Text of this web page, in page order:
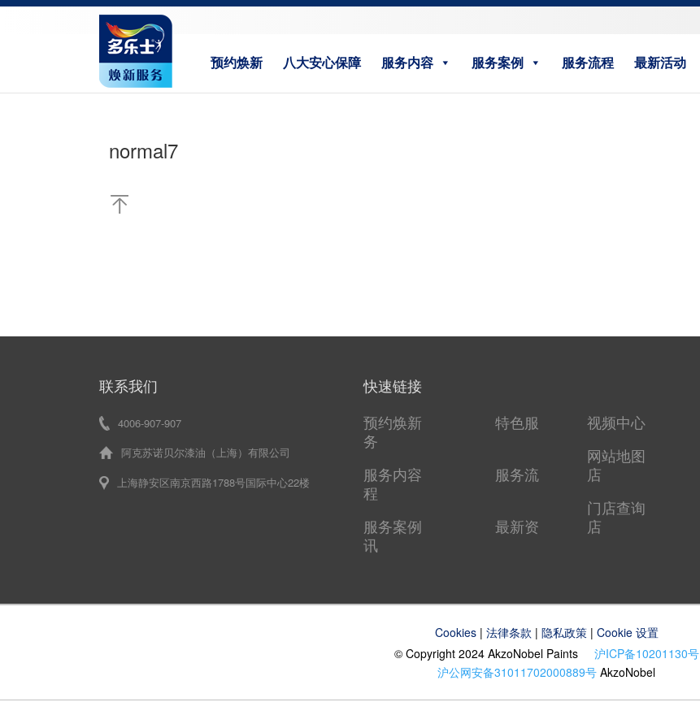
预约焕新 八大安心保障 服务内容 服务案例 服务流程 最新活动
normal7
联系我们
4006-907-907
阿克苏诺贝尔漆油（上海）有限公司
上海静安区南京西路1788号国际中心22楼
快速链接
预约焕新
特色服
务
服务内容
服务流
程
服务案例
最新资
讯
视频中心
网站地图
店
门店查询
店
Cookies| 法律条款 | 隐私政策| Cookie 设置
© Copyright 2024 AkzoNobel Paints 沪ICP备10201130号
沪公网安备31011702000889号 AkzoNobel